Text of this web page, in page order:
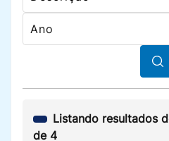
Listando resultados
de 4